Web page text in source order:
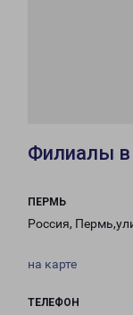
Филиалы
ПЕРМЬ
Россия,
на карте
ТЕЛЕФОН